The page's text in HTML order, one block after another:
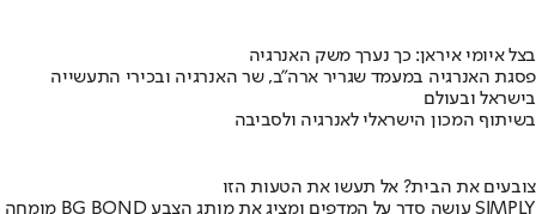
בצל איומי איראן: כך נערך משק האנרגיה
פסגת האנרגיה במעמד שגריר ארה"ב, שר האנרגיה ובכירי התעשייה
בישראל ובעולם
בשיתוף המכון הישראלי לאנרגיה ולסביבה
צובעים את הבית? אל תעשו את הטעות הזו
מומחה BG BOND עושה סדר על המדפים ומציג את מותג הצבע SIMPLY